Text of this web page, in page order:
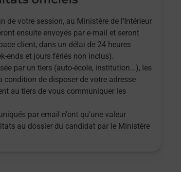
de votre session, au Ministère de l'Intérieur
ensuite envoyés par e-mail et seront
client, dans un délai de 24 heures
ends et jours fériés non inclus).
par un tiers (auto-école, institution...), les
de disposer de votre adresse
au tiers de vous communiquer les
par email n'ont qu'une valeur
au dossier du candidat par le Ministère